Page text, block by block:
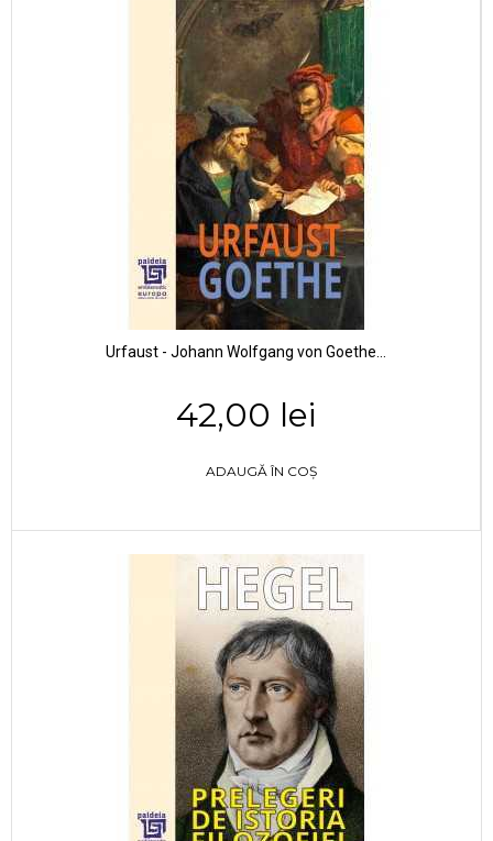
Urfaust - Johann Wolfgang von Goethe...
42,00 lei
ADAUGĂ ÎN COȘ